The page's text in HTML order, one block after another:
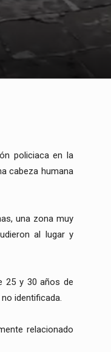
policiaca en la
cabeza humana
una zona muy
al lugar y
25 y 30 años de
identificada.
relacionado